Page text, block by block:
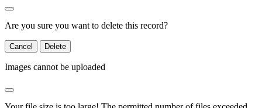
Are you sure you want to delete this record?
Cancel Delete
Images cannot be uploaded